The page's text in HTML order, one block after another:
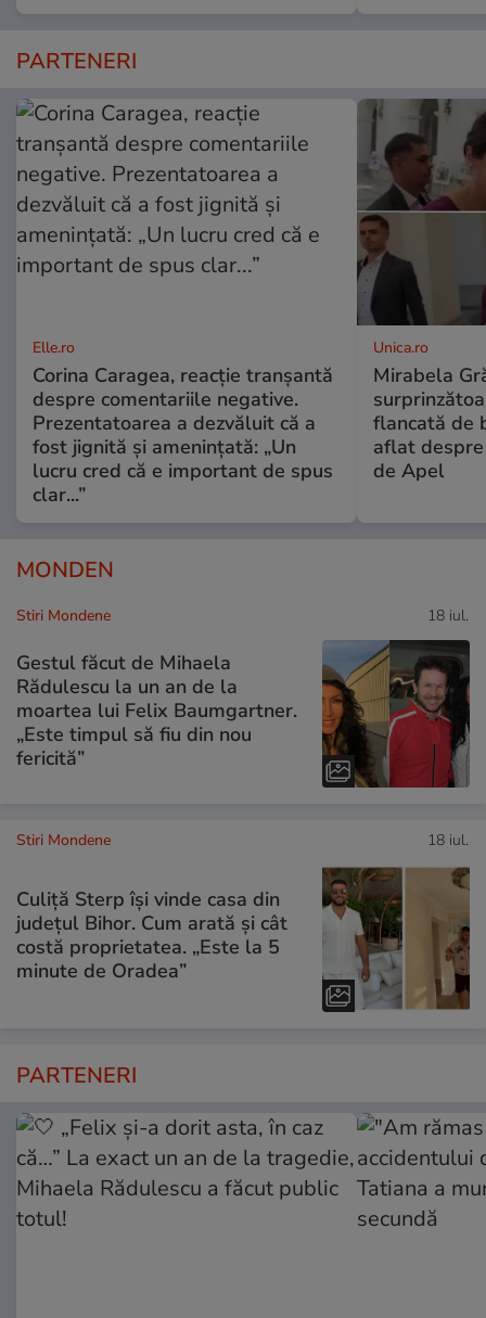
PARTENERI
Elle.ro
Corina Caragea, reacție tranșantă
despre comentariile negative.
Prezentatoarea a dezvăluit că a
fost jignită și amenințată: „Un
lucru cred că e important de spus
clar...”
Unica.ro
Mirabela
flancată de
aflat
de Apel
MONDEN
Stiri Mondene 18 iul.
Gestul făcut de Mihaela
Rădulescu la un an de la
moartea lui Felix Baumgartner.
„Este timpul să fiu din nou
fericită”
Stiri Mondene 18 iul.
Culiță Sterp își vinde casa din
județul Bihor. Cum arată și cât
costă proprietatea. „Este la 5
minute de Oradea”
PARTENERI